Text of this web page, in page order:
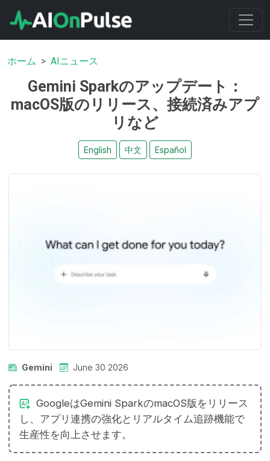
ホーム AIニュース
Gemini Sparkのアップデート：
macOS版のリリース、接続済みアプ
リなど
English 中文 Español
Gemini June 30 2026
GoogleはGemini SparkのmacOS版をリリース
し、アプリ連携の強化とリアルタイム追跡機能で
生産性を向上させます。